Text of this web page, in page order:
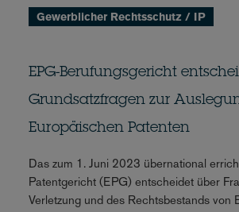
Gewerblicher Rechtsschutz / IP
EPG-Berufungsgericht
Grundsatzfragen zur
Europäischen Patenten
Das zum 1. Juni 2023 übernational
Patentgericht (EPG) entscheidet über
Verletzung und des Rechtsbestands von